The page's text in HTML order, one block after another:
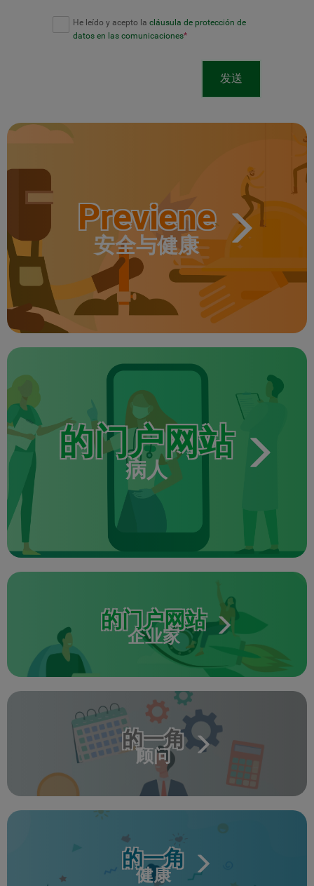
He leído y acepto la cláusula de protección de
datos en las comunicaciones*
发送
Previene
安全与健康
的门户网站
病人
的门户网站
企业家
的一角
顾问
的一角
健康